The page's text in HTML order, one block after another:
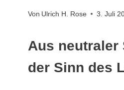
Von Ulrich H. Rose 3. Juli
Aus neutraler
der Sinn des